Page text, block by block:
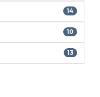
14
10
13